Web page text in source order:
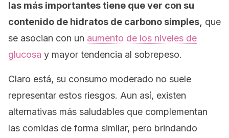
las más importantes tiene que ver con su
contenido de hidratos de carbono simples, que
se asocian con un aumento de los niveles de
glucosa y mayor tendencia al sobrepeso.
Claro está, su consumo moderado no suele
representar estos riesgos. Aun así, existen
alternativas más saludables que complementan
las comidas de forma similar, pero brindando